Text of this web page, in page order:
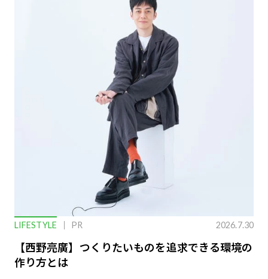
LIFESTYLE PR 2026.7.30
【西野亮廣】つくりたいものを追求できる環境の
作り方とは